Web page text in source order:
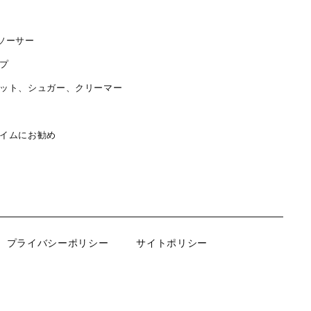
ーサー
ト、シュガー、クリーマー
ムにお勧め
プライバシーポリシー サイトポリシー